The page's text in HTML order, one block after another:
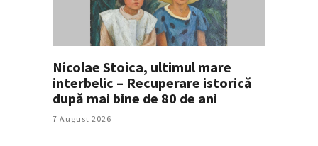
Nicolae Stoica, ultimul mare
interbelic – Recuperare istorică
după mai bine de 80 de ani
7 August 2026